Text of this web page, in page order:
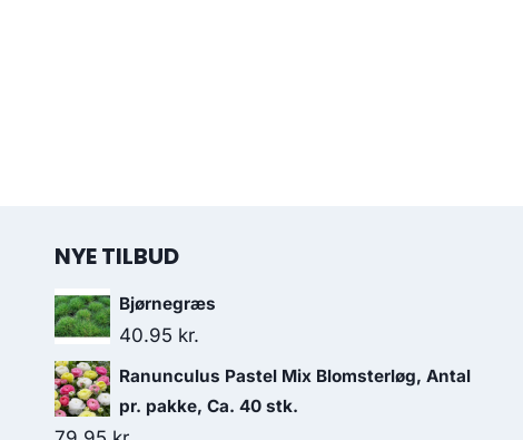
NYE TILBUD
Bjørnegræs
40.95 kr.
Ranunculus Pastel Mix Blomsterløg, Antal
pr. pakke, Ca. 40 stk.